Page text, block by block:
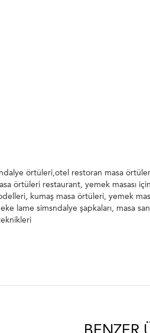
örtüleri,otel restoran masa
örtüleri restaurant, yemek masası
kumaş masa örtüleri, yemek
lame simsndalye şapkaları, masa